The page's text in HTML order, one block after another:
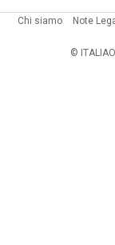
Chi siamo Note
©